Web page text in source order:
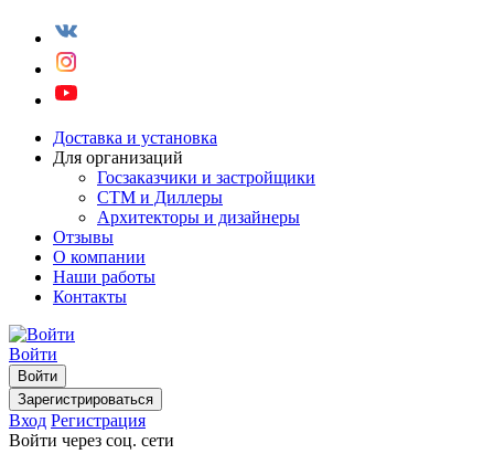
Доставка и установка
Для организаций
Госзаказчики и застройщики
СТМ и Диллеры
Архитекторы и дизайнеры
Отзывы
О компании
Наши работы
Контакты
Войти
Войти
Зарегистрироваться
Вход Регистрация
Войти через соц. сети